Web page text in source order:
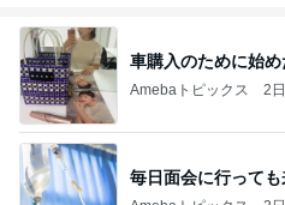
車購入のために始
Amebaトピックス 2
毎日面会に行って